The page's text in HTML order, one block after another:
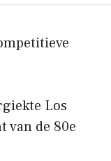
Los
van de 80e